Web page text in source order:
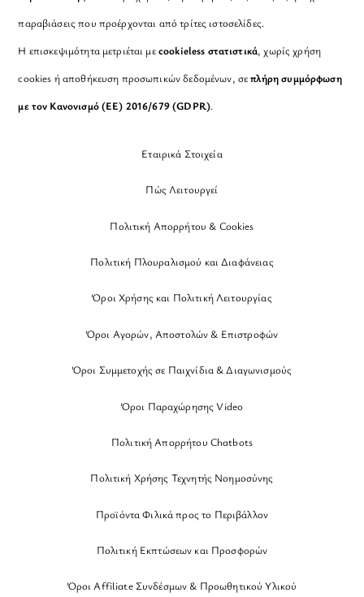
παραβιάσεις που προέρχονται από τρίτες ιστοσελίδες.
Η επισκεψιμότητα μετριέται μεcookieless στατιστικά, χωρίς χρήση
cookies ή αποθήκευση προσωπικών δεδομένων, σεπλήρη συμμόρφωση
με τον Κανονισμό (ΕΕ) 2016/679 (GDPR).
Εταιρικά Στοιχεία
Πώς Λειτουργεί
Πολιτική Απορρήτου & Cookies
Πολιτική Πλουραλισμού και Διαφάνειας
Όροι Χρήσης και Πολιτική Λειτουργίας
Όροι Αγορών, Αποστολών & Επιστροφών
Όροι Συμμετοχής σε Παιχνίδια & Διαγωνισμούς
Όροι Παραχώρησης Video
Πολιτική Απορρήτου Chatbots
Πολιτική Χρήσης Τεχνητής Νοημοσύνης
Προϊόντα Φιλικά προς το Περιβάλλον
Πολιτική Εκπτώσεων και Προσφορών
Όροι Affiliate Συνδέσμων & Προωθητικού Υλικού